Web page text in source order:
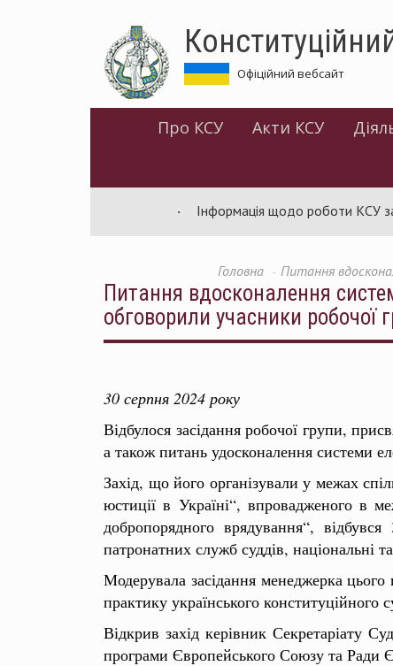
Офіційний вебсайт
Про КСУ Акти КСУ
Інформація щодо роботи КСУ за
Головна Питання
Питання вдосконалення
обговорили учасники робочої
30 серпня 2024 року
Відбулося засідання робочої групи,
а також питань удосконалення системи
Захід, що його організували у межах
юстиції в Україні“, впровадженого в
добропорядного врядування“,
патронатних служб суддів, національні
Модерувала засідання менеджерка цього
практику українського конституційного
Відкрив захід керівник Секретаріату
програми Європейського Союзу та Ради